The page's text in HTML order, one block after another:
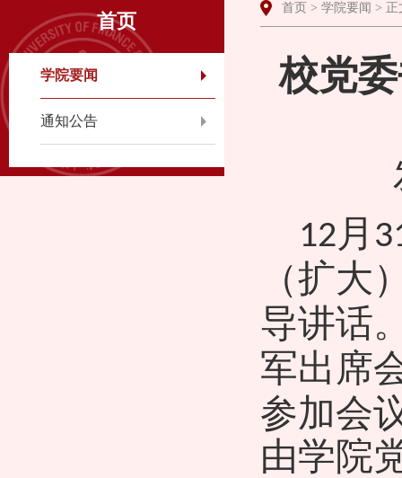
首页
学院要闻
通知公告
首页 > 学院要闻 > 正
校党
12 月
（扩大
导讲话
军出席
参加会
由学院